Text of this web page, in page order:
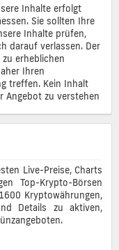
Inhalte erfolgt
Sie sollten Ihre
Inhalte prüfen,
darauf verlassen. Der
erheblichen
Ihren
treffen. Kein Inhalt
Angebot zu verstehen
Live-Preise, Charts
Top-Krypto-Börsen
Kryptowährungen,
Details zu aktiven,